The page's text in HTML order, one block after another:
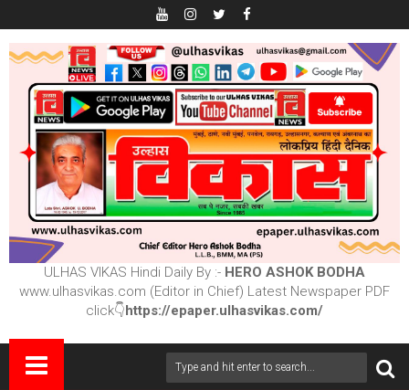
ULHAS VIKAS Hindi Daily By :- HERO ASHOK BODHA
www.ulhasvikas.com (Editor in Chief) Latest Newspaper PDF
click👇https://epaper.ulhasvikas.com/